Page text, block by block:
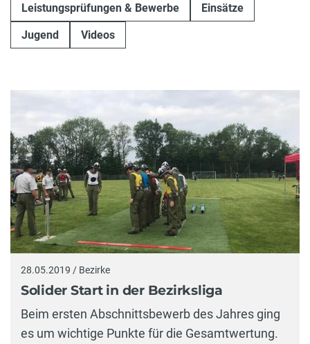
Leistungsprüfungen & Bewerbe Einsätze
Jugend Videos
28.05.2019 / Bezirke
Solider Start in der Bezirksliga
Beim ersten Abschnittsbewerb des Jahres ging
es um wichtige Punkte für die Gesamtwertung.